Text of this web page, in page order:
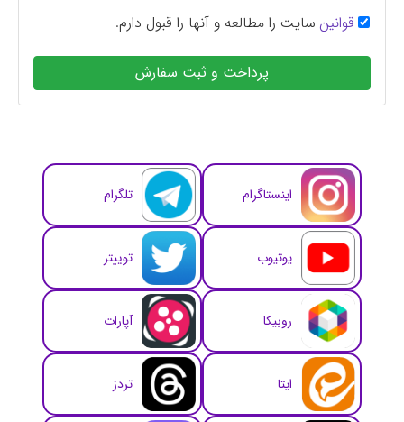
قوانین سایت را مطالعه و آنها را قبول دارم.
پرداخت و ثبت سفارش
اینستاگرام تلگرام
یوتیوب توییتر
روبیکا آپارات
ایتا تردز